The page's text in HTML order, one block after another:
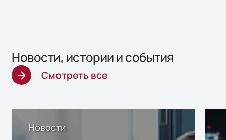
Новости, истории и события
Смотреть все
Новости